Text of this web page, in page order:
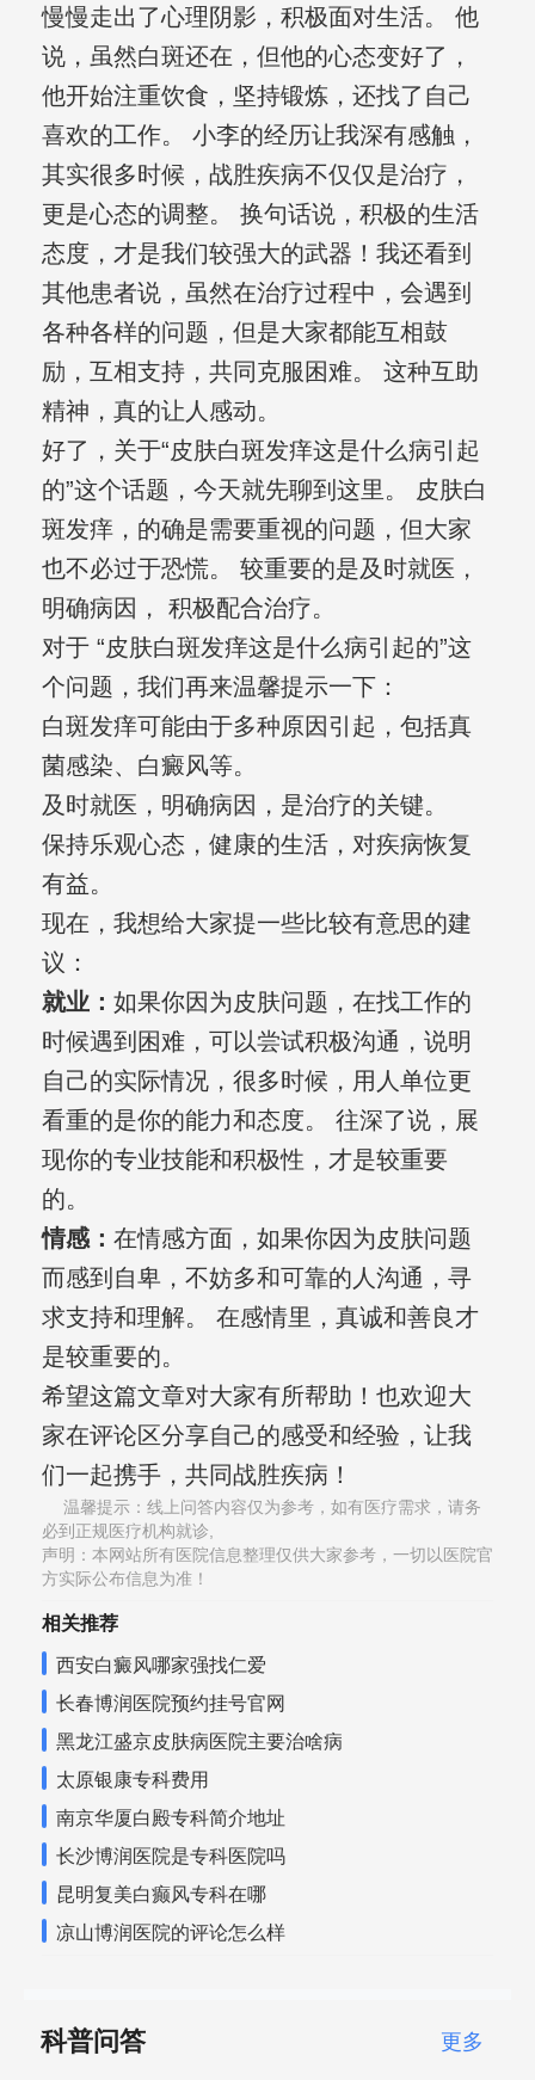
慢慢走出了心理阴影，积极面对生活。 他
说，虽然白斑还在，但他的心态变好了，
他开始注重饮食，坚持锻炼，还找了自己
喜欢的工作。 小李的经历让我深有感触，
其实很多时候，战胜疾病不仅仅是治疗，
更是心态的调整。 换句话说，积极的生活
态度，才是我们较强大的武器！我还看到
其他患者说，虽然在治疗过程中，会遇到
各种各样的问题，但是大家都能互相鼓
励，互相支持，共同克服困难。 这种互助
精神，真的让人感动。
好了，关于“皮肤白斑发痒这是什么病引起
的”这个话题，今天就先聊到这里。 皮肤白
斑发痒，的确是需要重视的问题，但大家
也不必过于恐慌。 较重要的是及时就医，
明确病因， 积极配合治疗。
对于 “皮肤白斑发痒这是什么病引起的”这
个问题，我们再来温馨提示一下：
白斑发痒可能由于多种原因引起，包括真
菌感染、白癜风等。
及时就医，明确病因，是治疗的关键。
保持乐观心态，健康的生活，对疾病恢复
有益。
现在，我想给大家提一些比较有意思的建
议：
就业： 如果你因为皮肤问题，在找工作的
时候遇到困难，可以尝试积极沟通，说明
自己的实际情况，很多时候，用人单位更
看重的是你的能力和态度。 往深了说，展
现你的专业技能和积极性，才是较重要
的。
情感： 在情感方面，如果你因为皮肤问题
而感到自卑，不妨多和可靠的人沟通，寻
求支持和理解。 在感情里，真诚和善良才
是较重要的。
希望这篇文章对大家有所帮助！也欢迎大
家在评论区分享自己的感受和经验，让我
们一起携手，共同战胜疾病！
温馨提示：线上问答内容仅为参考，如有医疗需求，请务
必到正规医疗机构就诊,
声明：本网站所有医院信息整理仅供大家参考，一切以医院官
方实际公布信息为准！
相关推荐
西安白癜风哪家强找仁爱
长春博润医院预约挂号官网
黑龙江盛京皮肤病医院主要治啥病
太原银康专科费用
南京华厦白殿专科简介地址
长沙博润医院是专科医院吗
昆明复美白癫风专科在哪
凉山博润医院的评论怎么样
科普问答 更多